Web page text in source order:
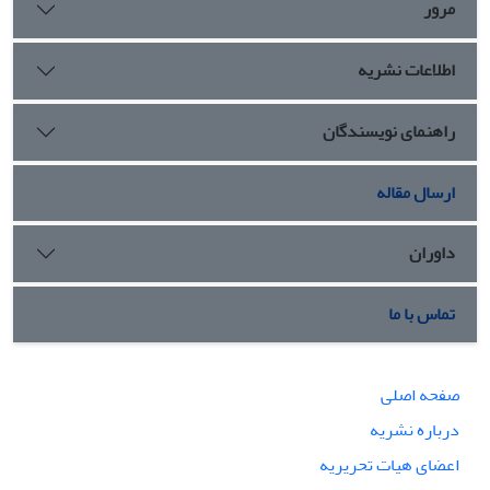
مرور
اطلاعات نشریه
راهنمای نویسندگان
ارسال مقاله
داوران
تماس با ما
صفحه اصلی
درباره نشریه
اعضای هیات تحریریه